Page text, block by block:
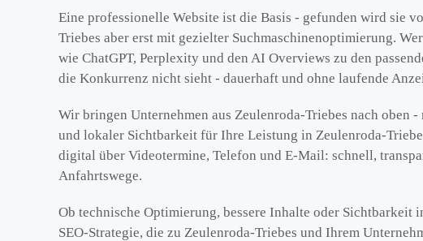
Eine professionelle Website ist die Basis - gefunden wird sie
Triebes aber erst mit gezielter Suchmaschinenoptimierung.
wie ChatGPT, Perplexity und den AI Overviews zu den
die Konkurrenz nicht sieht - dauerhaft und ohne laufende
Wir bringen Unternehmen aus Zeulenroda-Triebes nach oben
und lokaler Sichtbarkeit für Ihre Leistung in Zeulenroda-
digital über Videotermine, Telefon und E-Mail: schnell,
Anfahrtswege.
Ob technische Optimierung, bessere Inhalte oder
SEO-Strategie, die zu Zeulenroda-Triebes und Ihrem